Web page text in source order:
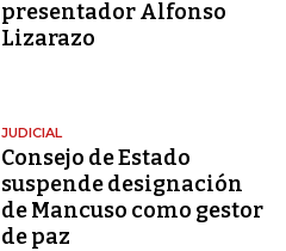
presentador Alfonso
Lizarazo
JUDICIAL
Consejo de Estado
suspende designación
de Mancuso como gestor
de paz